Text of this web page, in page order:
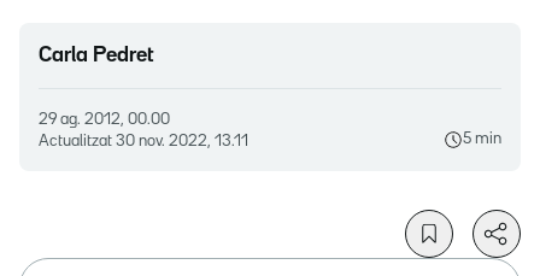
Carla Pedret
29 ag. 2012, 00.00
Actualitzat 30 nov. 2022, 13.11 5 min